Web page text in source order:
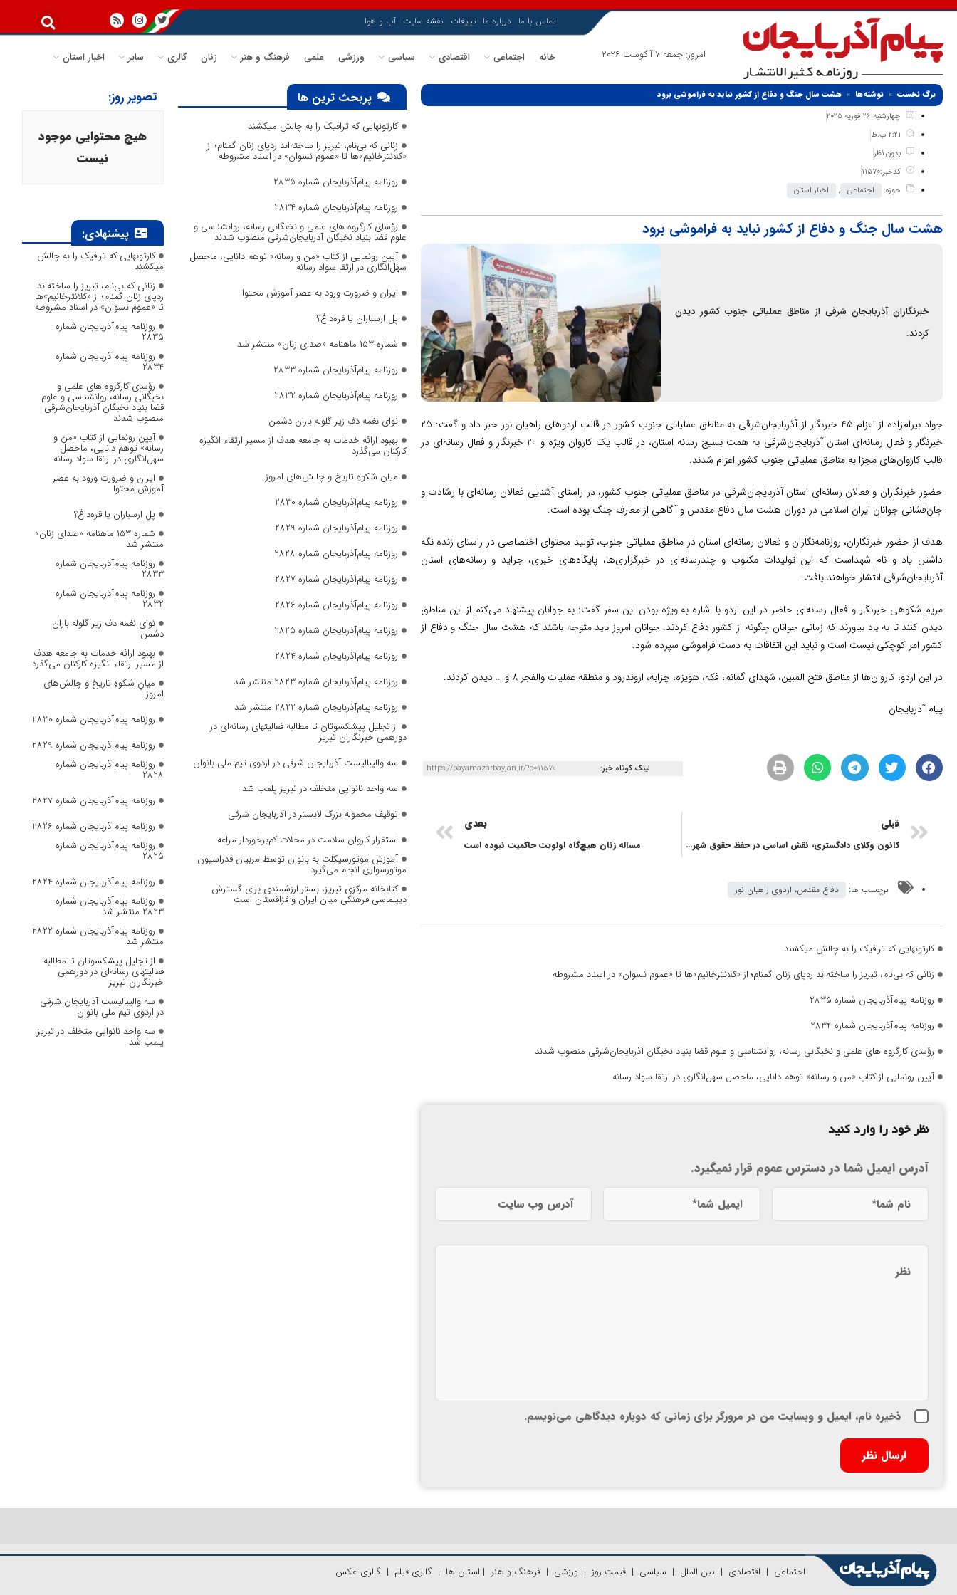
امروز: جمعه 7 آگوست 2026
تماس با ما درباره ما تبلیغات نقشه سایت آب و هوا
خانه اجتماعی اقتصادی سیاسی ورزشی علمی فرهنگ و هنر زنان گالری سایر اخبار استان
برگ نخست نوشته‌ها
هشت سال جنگ و دفاع از کشور نباید به فراموشی برود
چهارشنبه 26 فوریه 2025
2:21 ب.ظ
بدون نظر
کدخبر:11570
حوزه:
اجتماعی , اخبار استان
هشت سال جنگ و دفاع از کشور نباید به فراموشی برود
خبرنگاران آذربایجان شرقی از مناطق عملیاتی جنوب کشور دیدن
کردند.
جواد بیرام‌زاده از اعزام 45 خبرنگار از آذربایجان‌شرقی به مناطق عملیاتی جنوب کشور در قالب اردوهای راهیان نور خبر داد و گفت: 25
خبرنگار و فعال رسانه‌ای استان آذربایجان‌شرقی به همت بسیج رسانه استان، در قالب یک کاروان ویژه و 20 خبرنگار و فعال رسانه‌ای در
قالب کاروان‌های مجزا به مناطق عملیاتی جنوب کشور اعزام شدند.
حضور خبرنگاران و فعالان رسانه‌ای استان آذربایجان‌شرقی در مناطق عملیاتی جنوب کشور، در راستای آشنایی فعالان رسانه‌ای با رشادت و
جان‌فشانی جوانان ایران اسلامی در دوران هشت سال دفاع مقدس و آگاهی‌ از معارف جنگ بوده است.
هدف از حضور خبرنگاران، روزنامه‌نگاران و فعالان رسانه‌ای استان در مناطق عملیاتی جنوب، تولید محتوای اختصاصی در راستای زنده نگه
داشتن یاد و نام شهداست که این تولیدات مکتوب و چندرسانه‌ای در خبرگزاری‌ها، پایگاه‌های خبری، جراید و رسانه‌های استان
آذربایجان‌شرقی انتشار خواهند یافت.
مریم شکوهی خبرنگار و فعال رسانه‌ای حاضر در این اردو با اشاره به ویژه بودن این سفر گفت: به جوانان پیشنهاد می‌کنم از این مناطق
دیدن کنند تا به یاد بیاورند که زمانی جوانان چگونه از کشور دفاع کردند. جوانان امروز باید متوجه باشند که هشت سال جنگ و دفاع از
کشور امر کوچکی نیست است و نباید این اتفاقات به دست فراموشی سپرده شود.
در این اردو، کاروان‌ها از مناطق فتح المبین، شهدای گمانم، فکه، هویزه، چزابه، اروندرود و منطقه عملیات والفجر 8 و … دیدن کردند.
پیام آذربایجان
لینک کوتاه خبر: https://payamazarbayjan.ir/?p=11570
قبلی
کانون وکلای دادگستری، نقش اساسی در حفظ حقوق شهروندان و حاکمیت قانون ایفا می‌کند
بعدی
مساله زنان هیچ‌گاه اولویت حاکمیت نبوده است
برچسب ها: دفاع مقدس، اردوی راهیان نور
کارتونهایی که ترافیک را به چالش میکشند
زنانی که بی‌نام، تبریز را ساخته‌اند ردپای زنان گمنام؛ از «کلانترخانیم»ها تا «عموم نسوان» در اسناد مشروطه
روزنامه پیام‌آذربایجان شماره 2835
روزنامه پیام‌آذربایجان شماره 2834
رؤسای کارگروه های علمی و نخبگانی رسانه، روانشناسی و علوم قضا بنیاد نخبگان آذربایجان‌شرقی منصوب شدند
آیین رونمایی از کتاب «من و رسانه» توهم دانایی، ماحصل سهل‌انگاری در ارتقا سواد رسانه
نظر خود را وارد کنید
آدرس ایمیل شما در دسترس عموم قرار نمیگیرد.
ذخیره نام، ایمیل و وبسایت من در مرورگر برای زمانی که دوباره دیدگاهی می‌نویسم.
پربحث ترین ها
کارتونهایی که ترافیک را به چالش میکشند
زنانی که بی‌نام، تبریز را ساخته‌اند ردپای زنان گمنام؛ از
«کلانترخانیم»ها تا «عموم نسوان» در اسناد مشروطه
روزنامه پیام‌آذربایجان شماره 2835
روزنامه پیام‌آذربایجان شماره 2834
رؤسای کارگروه های علمی و نخبگانی رسانه، روانشناسی و
علوم قضا بنیاد نخبگان آذربایجان‌شرقی منصوب شدند
آیین رونمایی از کتاب «من و رسانه» توهم دانایی، ماحصل
سهل‌انگاری در ارتقا سواد رسانه
ایران و ضرورت ورود به عصر آموزش محتوا
پل ارسباران یا قره‌داغ؟
شماره ۱۵۳ ماهنامه «صدای زنان» منتشر شد
روزنامه پیام‌آذربایجان شماره 2833
روزنامه پیام‌آذربایجان شماره 2832
نوای نغمه دف زیر گلوله باران دشمن
بهبود ارائه خدمات به جامعه هدف از مسیر ارتقاء انگیزه
کارکنان می‌گذرد
میانِ شکوهِ تاریخ و چالش‌های امروز
روزنامه پیام‌آذربایجان شماره 2830
روزنامه پیام‌آذربایجان شماره 2829
روزنامه پیام‌آذربایجان شماره 2828
روزنامه پیام‌آذربایجان شماره 2827
روزنامه پیام‌آذربایجان شماره 2826
روزنامه پیام‌آذربایجان شماره 2825
روزنامه پیام‌آذربایجان شماره 2824
روزنامه پیام‌آذربایجان شماره 2823 منتشر شد
روزنامه پیام‌آذربایجان شماره 2822 منتشر شد
از تجلیل پیشکسوتان تا مطالبه فعالیتهای رسانه‌ای در
دورهمی خبرنگاران تبریز
سه والیبالیست آذربایجان‌ شرقی در اردوی تیم ملی بانوان
سه واحد نانوایی متخلف در تبریز پلمب شد
توقیف محموله بزرگ لابستر در آذربایجان شرقی
استقرار کاروان سلامت در محلات کم‌برخوردار مراغه
آموزش موتورسیکلت به بانوان توسط مربیان فدراسیون
موتورسواری انجام می‌گیرد
کتابخانه مرکزی تبریز، بستر ارزشمندی برای گسترش
دیپلماسی فرهنگی میان ایران و قزاقستان است
تصویر روز:
هیچ محتوایی موجود
نیست
پیشنهادی:
کارتونهایی که ترافیک را به چالش
میکشند
زنانی که بی‌نام، تبریز را ساخته‌اند
ردپای زنان گمنام؛ از «کلانترخانیم»ها
تا «عموم نسوان» در اسناد مشروطه
روزنامه پیام‌آذربایجان شماره
2835
روزنامه پیام‌آذربایجان شماره
2834
رؤسای کارگروه های علمی و
نخبگانی رسانه، روانشناسی و علوم
قضا بنیاد نخبگان آذربایجان‌شرقی
منصوب شدند
آیین رونمایی از کتاب «من و
رسانه» توهم دانایی، ماحصل
سهل‌انگاری در ارتقا سواد رسانه
ایران و ضرورت ورود به عصر
آموزش محتوا
پل ارسباران یا قره‌داغ؟
شماره ۱۵۳ ماهنامه «صدای زنان»
منتشر شد
روزنامه پیام‌آذربایجان شماره
2833
روزنامه پیام‌آذربایجان شماره
2832
نوای نغمه دف زیر گلوله باران
دشمن
بهبود ارائه خدمات به جامعه هدف
از مسیر ارتقاء انگیزه کارکنان می‌گذرد
میانِ شکوهِ تاریخ و چالش‌های
امروز
روزنامه پیام‌آذربایجان شماره 2830
روزنامه پیام‌آذربایجان شماره 2829
روزنامه پیام‌آذربایجان شماره
2828
روزنامه پیام‌آذربایجان شماره 2827
روزنامه پیام‌آذربایجان شماره 2826
روزنامه پیام‌آذربایجان شماره
2825
روزنامه پیام‌آذربایجان شماره 2824
روزنامه پیام‌آذربایجان شماره
2823 منتشر شد
روزنامه پیام‌آذربایجان شماره 2822
منتشر شد
از تجلیل پیشکسوتان تا مطالبه
فعالیتهای رسانه‌ای در دورهمی
خبرنگاران تبریز
سه والیبالیست آذربایجان‌ شرقی
در اردوی تیم ملی بانوان
سه واحد نانوایی متخلف در تبریز
پلمب شد
اجتماعی | اقتصادی | بین الملل | سیاسی |قیمت روز | ورزشی |فرهنگ و هنر | استان ها | گالری فیلم | گالری عکس